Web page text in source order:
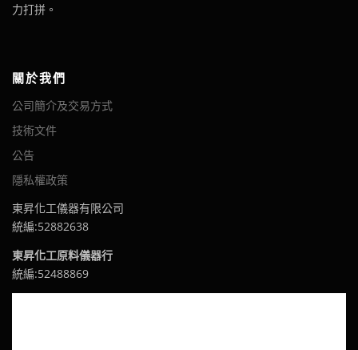
力打拼。
關於我們
公司簡介及交易方式
技術文件
公告
隱私權政策
東昇化工儀器有限公司
統編:52882638
東昇化工原料儀器行
統編:52488869